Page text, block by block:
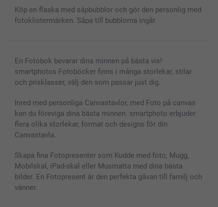
Fotoalmanackor & Fotoagenda
Investor Relations
Status på beställningar
Köp en flaska med såpbubblor och gör den personlig med
fotoklistermärken. Såpa till bubblorna ingår.
En Fotobok bevarar dina minnen på bästa vis!
smartphotos Fotoböcker finns i många storlekar, stilar
och prisklasser, välj den som passar just dig.
Inred med personliga Canvastavlor, med Foto på canvas
kan du föreviga dina bästa minnen. smartphoto erbjuder
flera olika storlekar, format och designs för din
Canvastavla.
Skapa fina Fotopresenter som Kudde med foto, Mugg,
Mobilskal, iPad-skal eller Musmatta med dina bästa
bilder. En Fotopresent är den perfekta gåvan till familj och
vänner.